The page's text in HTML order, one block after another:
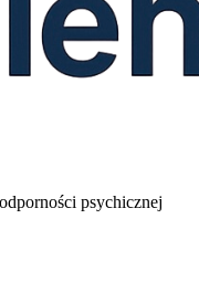
psychicznej